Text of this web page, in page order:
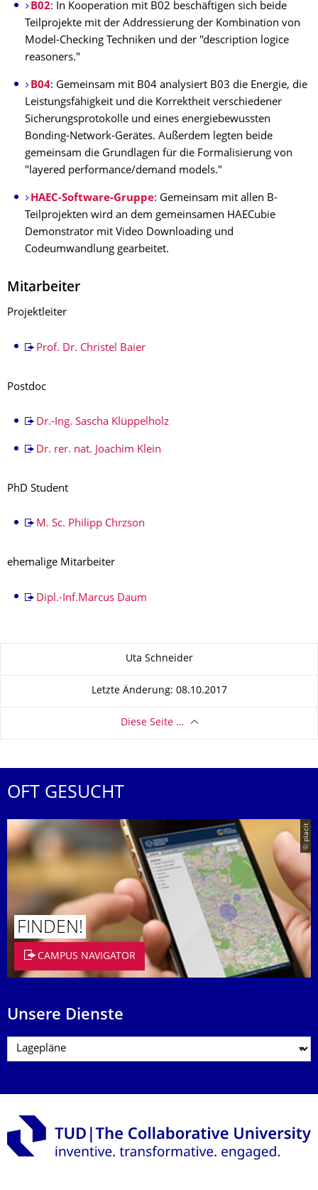
B02: In Kooperation mit B02 beschäftigen sich beide
Teilprojekte mit der Addressierung der Kombination von
Model-Checking Techniken und der "description logice
reasoners."
B04: Gemeinsam mit B04 analysiert B03 die Energie, die
Leistungsfähigkeit und die Korrektheit verschiedener
Sicherungsprotokolle und eines energiebewussten
Bonding-Network-Gerätes. Außerdem legten beide
gemeinsam die Grundlagen für die Formalisierung von
"layered performance/demand models."
HAEC-Software-Gruppe: Gemeinsam mit allen B-
Teilprojekten wird an dem gemeinsamen HAECubie
Demonstrator mit Video Downloading und
Codeumwandlung gearbeitet.
Mitarbeiter
Projektleiter
Prof. Dr. Christel Baier
Postdoc
Dr.-Ing. Sascha Klüppelholz
Dr. rer. nat. Joachim Klein
PhD Student
M. Sc. Philipp Chrzson
ehemalige Mitarbeiter
Dipl.-Inf.Marcus Daum
Uta Schneider
Letzte Änderung: 08.10.2017
Diese Seite …
OFT GESUCHT
© placit
FINDEN!
CAMPUS NAVIGATOR
Unsere Dienste